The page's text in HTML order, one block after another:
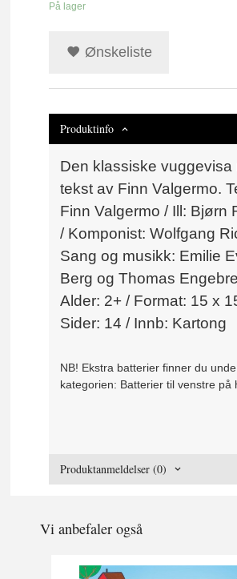
På lager
Ønskeliste
Produktinfo
Den klassiske vuggevisa
tekst av Finn Valgermo.
Finn Valgermo / Ill: Bjørn
/ Komponist: Wolfgang
Sang og musikk: Emilie
Berg og Thomas
Alder: 2+ / Format: 15 x
Sider: 14 / Innb: Kartong
NB! Ekstra batterier finner du
kategorien: Batterier til venstre på
Produktanmeldelser (0)
Vi anbefaler også